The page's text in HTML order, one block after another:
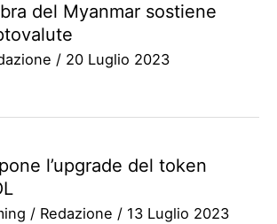
del Myanmar sostiene
/ 20 Luglio 2023
l’upgrade del token
/ Redazione / 13 Luglio 2023